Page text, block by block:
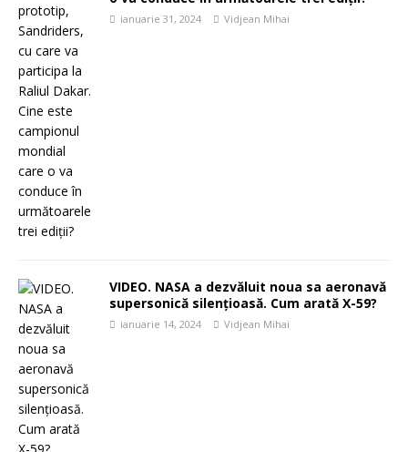
ianuarie 31, 2024 Vidjean Mihai
VIDEO. NASA a dezvăluit noua sa aeronavă
supersonică silențioasă. Cum arată X-59?
ianuarie 14, 2024 Vidjean Mihai